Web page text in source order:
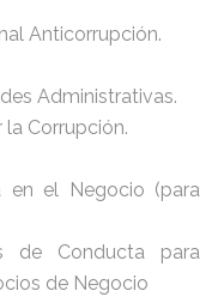
Anticorrupción.
Administrativas.
la Corrupción.
en el Negocio (para
de Conducta para
de Negocio